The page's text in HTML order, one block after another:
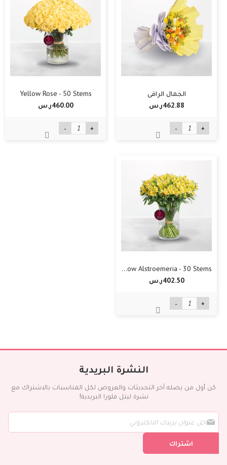
الجمال الراقي
462.88ر.س‏
- +
Yellow Rose - 50 Stems
460.00ر.س‏
- +
Yellow Alstroemeria - 30 Stems
402.50ر.س‏
- +
النشرة البريدية
كن أول من يصله آخر التحديثات والعروض لكل المناسبات بالاشتراك مع
نشرة ليتل فلورا البريدية!
ل
اشتراك